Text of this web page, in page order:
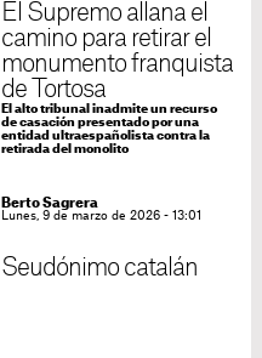
El Supremo allana el
camino para retirar el
monumento franquista
de Tortosa
El alto tribunal inadmite un recurso
de casación presentado por una
entidad ultraespañolista contra la
retirada del monolito
Berto Sagrera
Lunes, 9 de marzo de 2026 - 13:01
Seudónimo catalán